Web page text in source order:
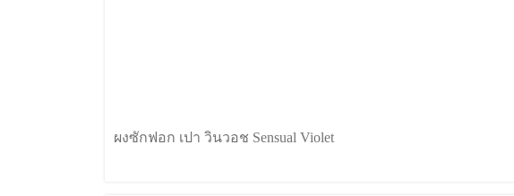
ผงซักฟอก เปา วินวอช Sensual Violet